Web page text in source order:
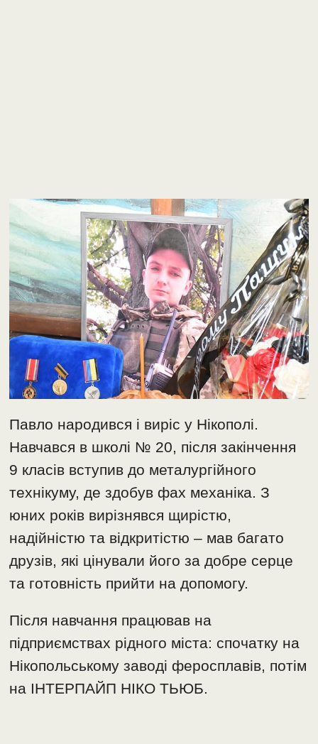
Павло народився і виріс у Нікополі.
Навчався в школі № 20, після закінчення
9 класів вступив до металургійного
технікуму, де здобув фах механіка. З
юних років вирізнявся щирістю,
надійністю та відкритістю – мав багато
друзів, які цінували його за добре серце
та готовність прийти на допомогу.
Після навчання працював на
підприємствах рідного міста: спочатку на
Нікопольському заводі феросплавів, потім
на ІНТЕРПАЙП НІКО ТЬЮБ.